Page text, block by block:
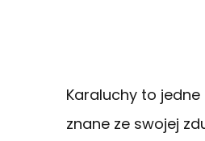
Karaluchy to jedne
znane ze swojej